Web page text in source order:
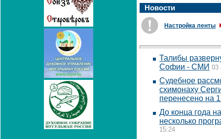
Новости
Настройка ленты
Талибы
Софии - СМИ 03
Судебное
схимонаху
перенесено на
До конца года
несколько
15:24